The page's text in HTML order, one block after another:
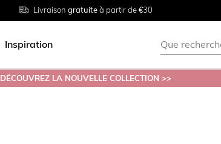
Livraison gratuiteà partir de €30
Tailles du38 au 54
Retourgratuit en magasin
Inspiration
DÉCOUVREZ LA NOUVELLE COLLECTION >>